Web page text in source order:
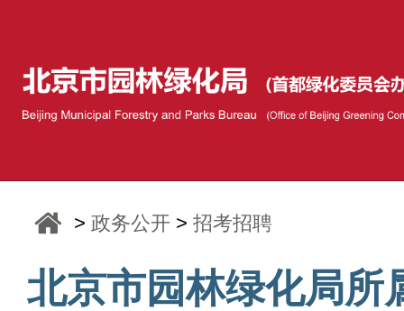
>政务公开 >招考招聘
北京市园林绿化局所